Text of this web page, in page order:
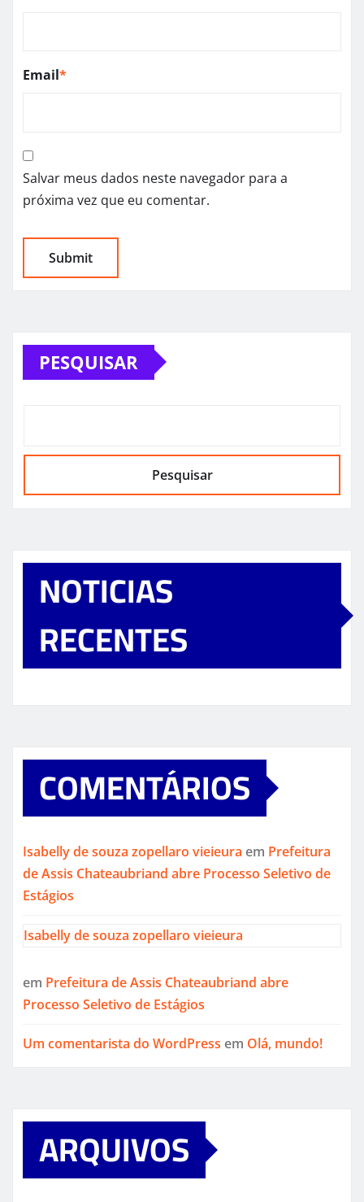
Email*
Salvar meus dados neste navegador para a
próxima vez que eu comentar.
PESQUISAR
Pesquisar
NOTICIAS
RECENTES
COMENTÁRIOS
Isabelly de souza zopellaro vieieura em Prefeitura
de Assis Chateaubriand abre Processo Seletivo de
Estágios
Isabelly de souza zopellaro vieieura
em Prefeitura de Assis Chateaubriand abre
Processo Seletivo de Estágios
Um comentarista do WordPress em Olá, mundo!
ARQUIVOS